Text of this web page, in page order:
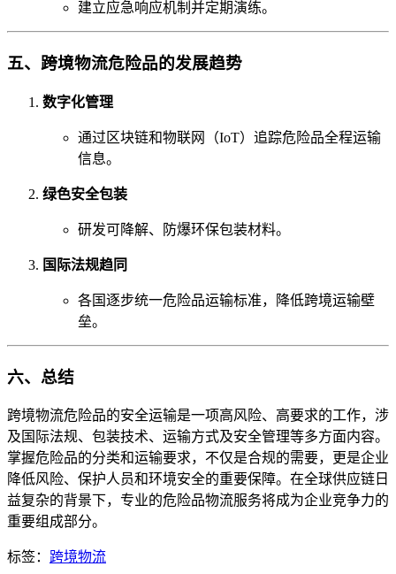
建立应急响应机制并定期演练。
五、跨境物流危险品的发展趋势
数字化管理
通过区块链和物联网（IoT）追踪危险品全程运输
信息。
绿色安全包装
研发可降解、防爆环保包装材料。
国际法规趋同
各国逐步统一危险品运输标准，降低跨境运输壁
垒。
六、总结
跨境物流危险品的安全运输是一项高风险、高要求的工作，涉
及国际法规、包装技术、运输方式及安全管理等多方面内容。
掌握危险品的分类和运输要求，不仅是合规的需要，更是企业
降低风险、保护人员和环境安全的重要保障。在全球供应链日
益复杂的背景下，专业的危险品物流服务将成为企业竞争力的
重要组成部分。
标签： 跨境物流